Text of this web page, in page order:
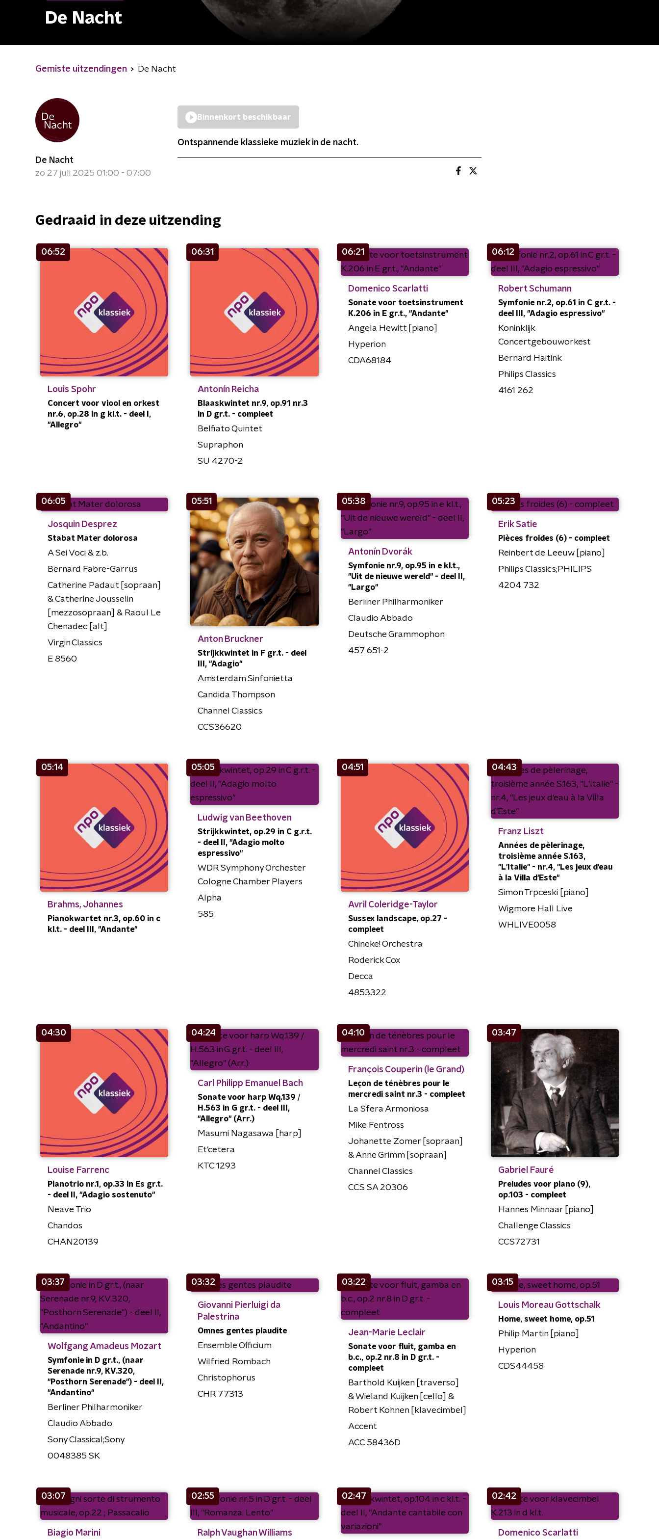
De Nacht
Gemiste uitzendingen De Nacht
De Nacht
zo 27 juli 2025 01:00 - 07:00
Binnenkort beschikbaar
Ontspannende klassieke muziek in de nacht.
Gedraaid in deze uitzending
06:52
Louis Spohr
Concert voor viool en orkest
nr.6, op.28 in g kl.t. - deel I,
"Allegro"
06:31
Antonín Reicha
Blaaskwintet nr.9, op.91 nr.3
in D gr.t. - compleet
Belfiato Quintet
Supraphon
SU 4270-2
06:21
Domenico Scarlatti
Sonate voor toetsinstrument
K.206 in E gr.t., "Andante"
Angela Hewitt [piano]
Hyperion
CDA68184
06:12
Robert Schumann
Symfonie nr.2, op.61 in C gr.t. -
deel III, "Adagio espressivo"
Koninklijk
Concertgebouworkest
Bernard Haitink
Philips Classics
4161 262
06:05
Josquin Desprez
Stabat Mater dolorosa
A Sei Voci & z.b.
Bernard Fabre-Garrus
Catherine Padaut [sopraan]
& Catherine Jousselin
[mezzosopraan] & Raoul Le
Chenadec [alt]
Virgin Classics
E 8560
05:51
Anton Bruckner
Strijkkwintet in F gr.t. - deel
III, "Adagio"
Amsterdam Sinfonietta
Candida Thompson
Channel Classics
CCS36620
05:38
Antonín Dvorák
Symfonie nr.9, op.95 in e kl.t.,
"Uit de nieuwe wereld" - deel II,
"Largo"
Berliner Philharmoniker
Claudio Abbado
Deutsche Grammophon
457 651-2
05:23
Erik Satie
Pièces froides (6) - compleet
Reinbert de Leeuw [piano]
Philips Classics;PHILIPS
4204 732
05:14
Brahms, Johannes
Pianokwartet nr.3, op.60 in c
kl.t. - deel III, "Andante"
05:05
Ludwig van Beethoven
Strijkkwintet, op.29 in C g.r.t.
- deel II, "Adagio molto
espressivo"
WDR Symphony Orchester
Cologne Chamber Players
Alpha
585
04:51
Avril Coleridge-Taylor
Sussex landscape, op.27 -
compleet
Chineke! Orchestra
Roderick Cox
Decca
4853322
04:43
Franz Liszt
Années de pèlerinage,
troisième année S.163,
"L'Italie" - nr.4, "Les jeux d'eau
à la Villa d'Este"
Simon Trpceski [piano]
Wigmore Hall Live
WHLIVE0058
04:30
Louise Farrenc
Pianotrio nr.1, op.33 in Es gr.t.
- deel II, "Adagio sostenuto"
Neave Trio
Chandos
CHAN20139
04:24
Carl Philipp Emanuel Bach
Sonate voor harp Wq.139 /
H.563 in G gr.t. - deel III,
"Allegro" (Arr.)
Masumi Nagasawa [harp]
Et'cetera
KTC 1293
04:10
François Couperin (le Grand)
Leçon de ténèbres pour le
mercredi saint nr.3 - compleet
La Sfera Armoniosa
Mike Fentross
Johanette Zomer [sopraan]
& Anne Grimm [sopraan]
Channel Classics
CCS SA 20306
03:47
Gabriel Fauré
Preludes voor piano (9),
op.103 - compleet
Hannes Minnaar [piano]
Challenge Classics
CCS72731
03:37
Wolfgang Amadeus Mozart
Symfonie in D gr.t., (naar
Serenade nr.9, KV.320,
"Posthorn Serenade") - deel II,
"Andantino"
Berliner Philharmoniker
Claudio Abbado
Sony Classical;Sony
0048385 SK
03:32
Giovanni Pierluigi da
Palestrina
Omnes gentes plaudite
Ensemble Officium
Wilfried Rombach
Christophorus
CHR 77313
03:22
Jean-Marie Leclair
Sonate voor fluit, gamba en
b.c., op.2 nr.8 in D gr.t. -
compleet
Barthold Kuijken [traverso]
& Wieland Kuijken [cello] &
Robert Kohnen [klavecimbel]
Accent
ACC 58436D
03:15
Louis Moreau Gottschalk
Home, sweet home, op.51
Philip Martin [piano]
Hyperion
CDS44458
03:07
Biagio Marini
02:55
Ralph Vaughan Williams
02:47 02:42
Domenico Scarlatti